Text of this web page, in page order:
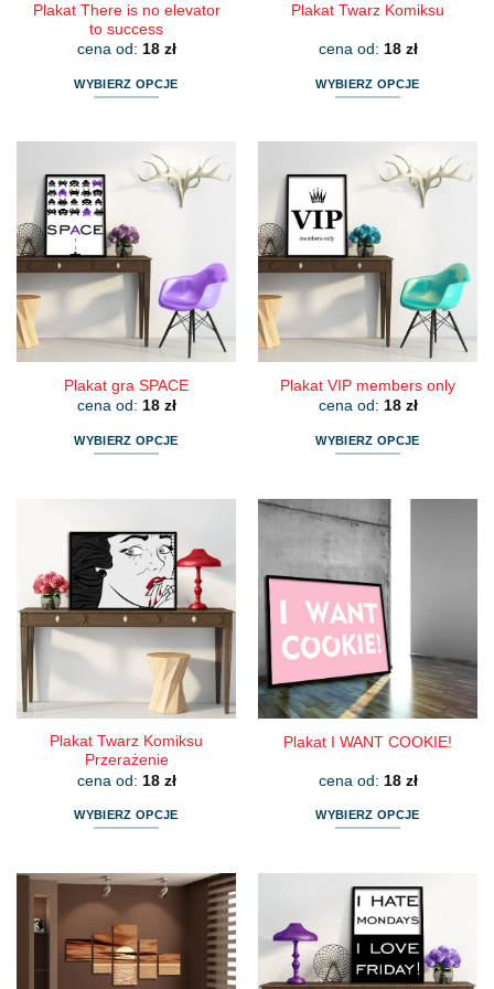
Plakat There is no elevator
to success
cena od: 18 zł
WYBIERZ OPCJE
wiele
wariantów.
Opcje
można
wybrać
na
stronie
produktu
Plakat Twarz Komiksu
cena od: 18 zł
WYBIERZ OPCJE
wiele
wariantów.
Opcje
można
wybrać
na
stronie
produktu
Plakat gra SPACE
cena od: 18 zł
WYBIERZ OPCJE
wiele
wariantów.
Opcje
można
wybrać
na
stronie
produktu
Plakat VIP members only
cena od: 18 zł
WYBIERZ OPCJE
ma
wiele
wariantów.
Opcje
można
wybrać
na
stronie
produktu
Plakat Twarz Komiksu
Przerażenie
cena od: 18 zł
WYBIERZ OPCJE
ma
wiele
wariantów.
Opcje
można
Plakat I WANT COOKIE!
cena od: 18 zł
WYBIERZ OPCJE
ma
wiele
wariantów.
Opcje
można